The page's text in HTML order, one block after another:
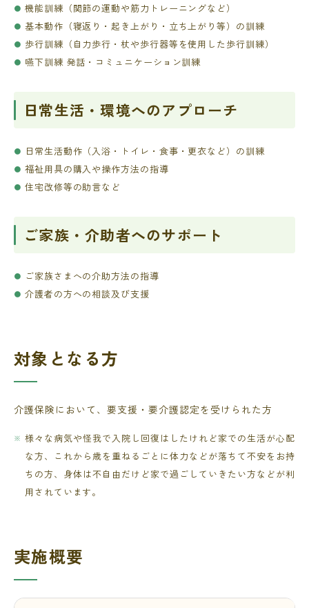
機能訓練（関節の運動や筋力トレーニングなど）
基本動作（寝返り・起き上がり・立ち上がり等）の訓練
歩行訓練（自力歩行・杖や歩行器等を使用した歩行訓練）
嚥下訓練 発話・コミュニケーション訓練
日常生活・環境へのアプローチ
日常生活動作（入浴・トイレ・食事・更衣など）の訓練
福祉用具の購入や操作方法の指導
住宅改修等の助言など
ご家族・介助者へのサポート
ご家族さまへの介助方法の指導
介護者の方への相談及び支援
対象となる方
介護保険において、要支援・要介護認定を受けられた方
様々な病気や怪我で入院し回復はしたけれど家での生活が心配
な方、これから歳を重ねるごとに体力などが落ちて不安をお持
ちの方、身体は不自由だけど家で過ごしていきたい方などが利
用されています。
実施概要